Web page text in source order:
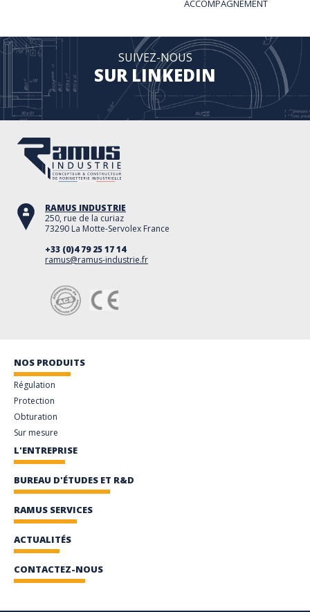
ACCOMPAGNEMENT
SUIVEZ-NOUS
SUR LINKEDIN
RAMUS INDUSTRIE
250, rue de la curiaz
73290 La Motte-Servolex France
+33 (0)4 79 25 17 14
ramus@ramus-industrie.fr
NOS PRODUITS
Régulation
Protection
Obturation
Sur mesure
L'ENTREPRISE
BUREAU D'ÉTUDES ET R&D
RAMUS SERVICES
ACTUALITÉS
CONTACTEZ-NOUS